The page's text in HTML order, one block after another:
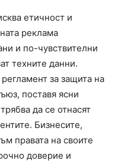
етичност и
реклама
и по-чувствителни
техните данни.
за защита на
поставя ясни
да се отнасят
Бизнесите,
правата на своите
доверие и